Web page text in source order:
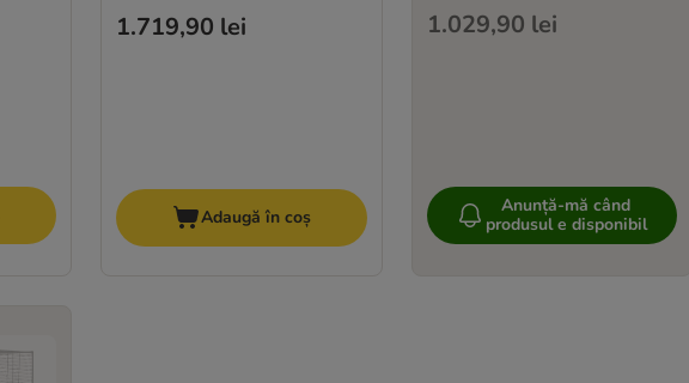
1.719,90 lei
Adaugă în coș
1.029,90 lei
Anunță-mă când
produsul e disponibil